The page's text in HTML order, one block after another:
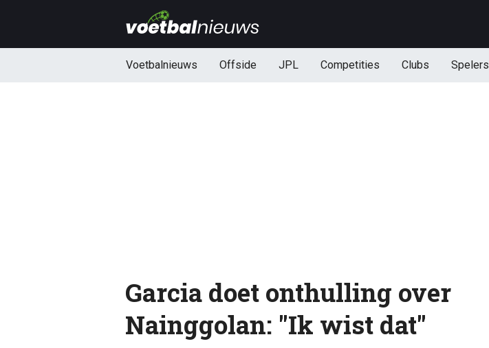
Voetbalnieuws Offside JPL Competities Clubs Spelers
Garcia doet onthulling over
Nainggolan: "Ik wist dat"